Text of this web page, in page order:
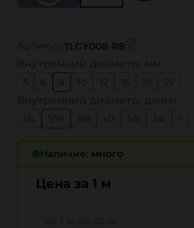
Наличие: много
Цена за 1 м
TLGY008-R8
6 8 16
5/16 3/8 5/8 3/4